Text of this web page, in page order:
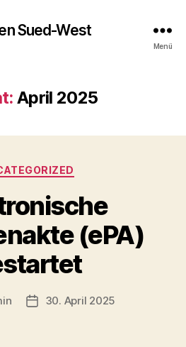
Sued-West
Menü
April 2025
Kategorien
(ePA)
Veröffentlichungsdatum
30. April 2025